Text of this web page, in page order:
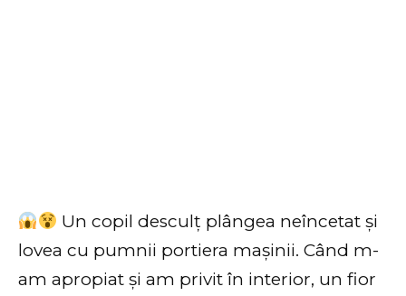
Un copil desculț plângea neîncetat și
lovea cu pumnii portiera mașinii. Când m-
am apropiat și am privit în interior, un fior